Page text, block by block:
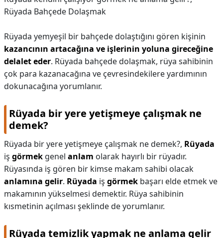
Rüyada Bahçede Dolaşmak
Rüyada yemyeşil bir bahçede dolaştığını gören kişinin
kazancının artacağına ve işlerinin yoluna gireceğine
delalet eder. Rüyada bahçede dolaşmak, rüya sahibinin
çok para kazanacağına ve çevresindekilere yardımının
dokunacağına yorumlanır.
Rüyada bir yere yetişmeye çalışmak ne
demek?
Rüyada bir yere yetişmeye çalışmak ne demek?, Rüyada
iş görmek genel anlam olarak hayırlı bir rüyadır.
Rüyasında iş gören bir kimse makam sahibi olacak
anlamına gelir. Rüyada iş görmek başarı elde etmek ve
makamının yükselmesi demektir. Rüya sahibinin
kısmetinin açılması şeklinde de yorumlanır.
Rüyada temizlik yapmak ne anlama gelir